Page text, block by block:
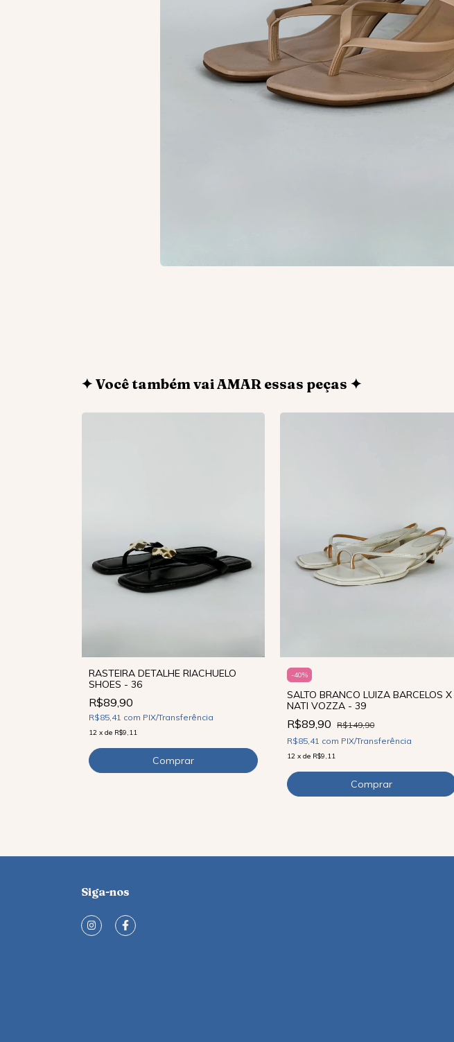
✦ Você também vai AMAR essas peças ✦
RASTEIRA DETALHE RIACHUELO
SHOES - 36
R$89,90
R$85,41 com PIX/Transferência
12 x de R$9,11
-40%
SALTO BRANCO LUIZA BARCELOS X
NATI VOZZA - 39
R$89,90
R$149,90
R$85,41 com PIX/Transferência
12 xde R$9,11
Siga-nos